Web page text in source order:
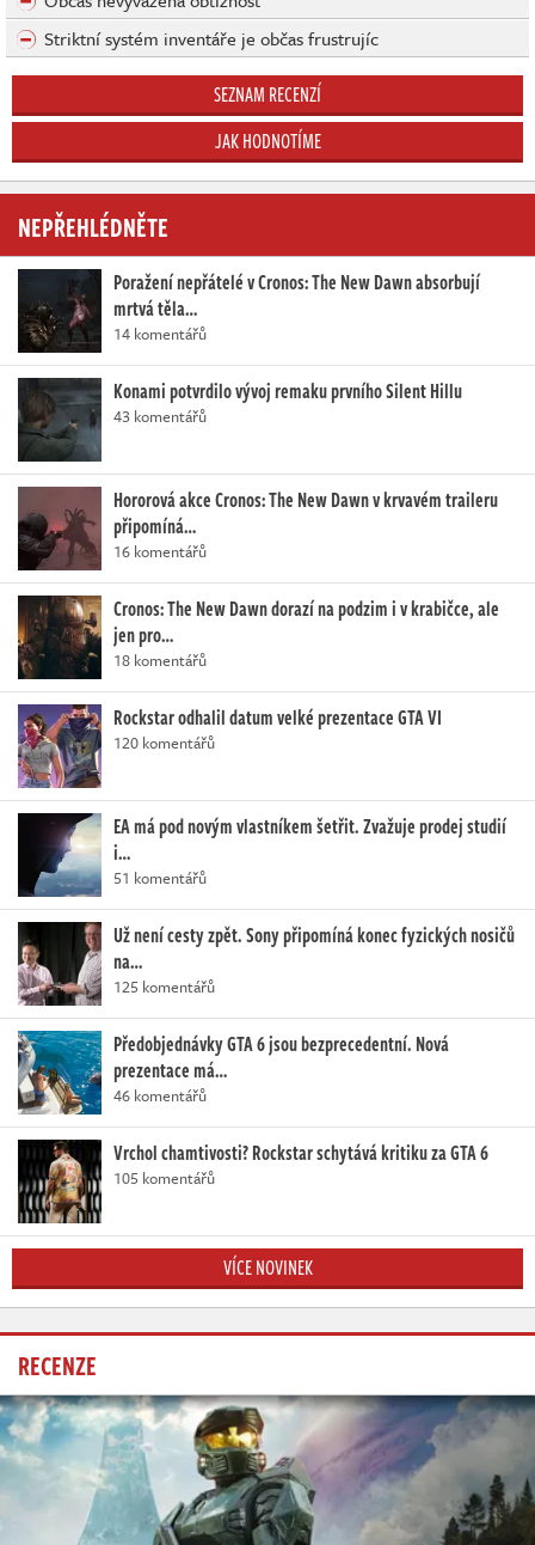
Striktní systém inventáře je občas frustrujíc
SEZNAM RECENZÍ
JAK HODNOTÍME
NEPŘEHLÉDNĚTE
Poražení nepřátelé v Cronos: The New Dawn absorbují
mrtvá těla…
14 komentářů
Konami potvrdilo vývoj remaku prvního Silent Hillu
43 komentářů
Hororová akce Cronos: The New Dawn v krvavém traileru
připomíná…
16 komentářů
Cronos: The New Dawn dorazí na podzim i v krabičce, ale
jen pro…
18 komentářů
Rockstar odhalil datum velké prezentace GTA VI
120 komentářů
EA má pod novým vlastníkem šetřit. Zvažuje prodej studií
i…
51 komentářů
Už není cesty zpět. Sony připomíná konec fyzických nosičů
na…
125 komentářů
Předobjednávky GTA 6 jsou bezprecedentní. Nová
prezentace má…
46 komentářů
Vrchol chamtivosti? Rockstar schytává kritiku za GTA 6
105 komentářů
VÍCE NOVINEK
RECENZE